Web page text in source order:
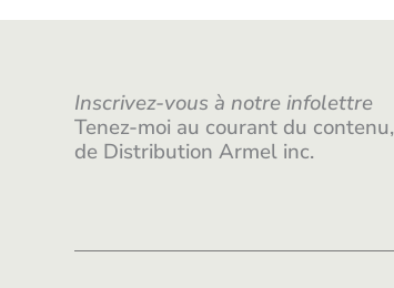
Inscrivez-vous à notre infolettre
Tenez-moi au courant du
de Distribution Armel inc.